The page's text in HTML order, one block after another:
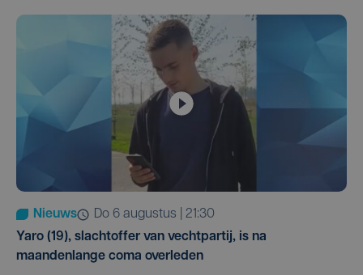
Nieuws
do 6 augustus | 21:30
Yaro (19), slachtoffer van vechtpartij, is na
maandenlange coma overleden